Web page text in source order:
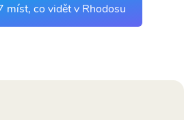
míst, co vidět v Rhodosu